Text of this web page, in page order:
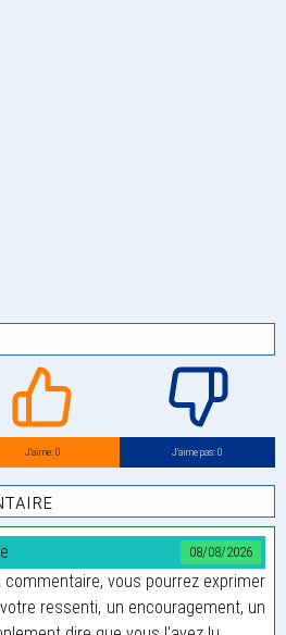
J’aime: 0 J’aime pas: 0
08/08/2026
commentaire, vous pourrez exprimer
ressenti, un encouragement, un